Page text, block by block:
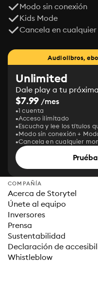
Modo sin conexión
Kids Mode
Cancela en
Audiolibros,
Unlimited
Dale play a tu
$7.99 /mes
1 cuenta
Acceso ilimitado
Escucha y lee los títulos
Modo sin conexión +
Cancela en cualquier
COMPAÑÍA
Acerca de Storytel
Únete al equipo
Inversores
Prensa
Sustentabilidad
Declaración de
Whistleblow